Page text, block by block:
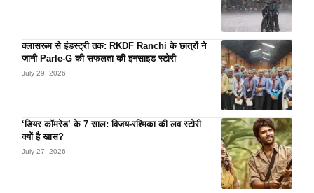
क्लासरूम से इंडस्ट्री तक: RKDF Ranchi के छात्रों ने
जानी Parle-G की सफलता की इनसाइड स्टोरी
July 29, 2026
‘डियर कॉमरेड’ के 7 साल: विजय-रश्मिका की लव स्टोरी
क्यों है खास?
July 27, 2026